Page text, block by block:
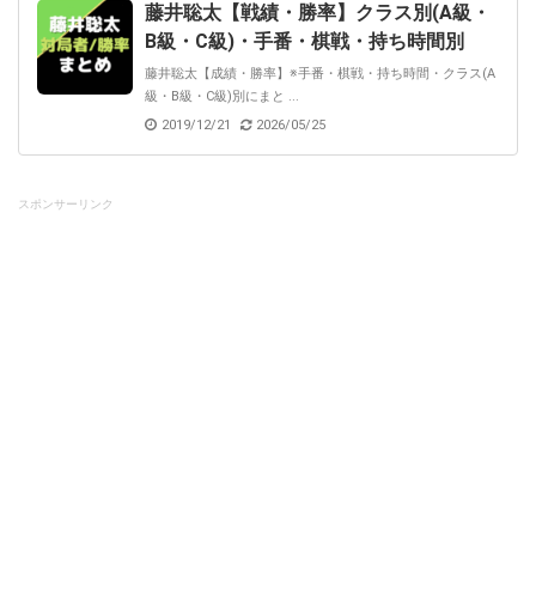
藤井聡太【戦績・勝率】クラス別(A級・
B級・C級)・手番・棋戦・持ち時間別
藤井聡太【成績・勝率】※手番・棋戦・持ち時間・クラス(A
級・B級・C級)別にまと ...
2019/12/21
2026/05/25
スポンサーリンク